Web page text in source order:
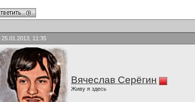
25.01.2013, 11:35
Вячеслав Серёгин
Живу я здесь